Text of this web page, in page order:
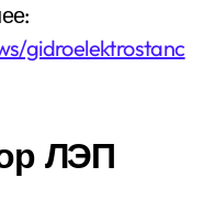
gidroelektrostanc
ЛЭП